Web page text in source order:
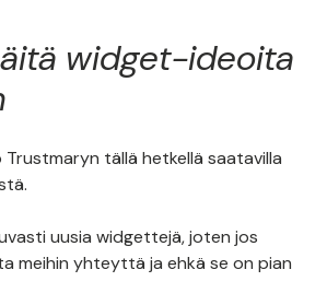
widget-ideoita
tällä hetkellä saatavilla
uusia widgettejä, joten jos
meihin yhteyttä ja ehkä se on pian